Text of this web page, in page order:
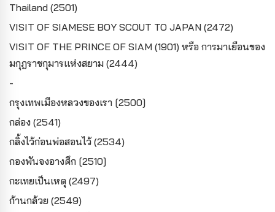
Thailand (2501)
VISIT OF SIAMESE BOY SCOUT TO JAPAN (2472)
VISIT OF THE PRINCE OF SIAM (1901) หรือ การมาเยือนของ
มกุฎราชกุมารแห่งสยาม (2444)
-
กรุงเทพเมืองหลวงของเรา [2500]
กล่อง (2541)
กลิ้งไว้ก่อนพ่อสอนไว้ (2534)
กองพันจงอางศึก [2510]
กะเทยเป็นเหตุ (2497)
ก้านกล้วย (2549)